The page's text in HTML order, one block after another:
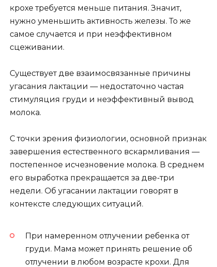
крохе требуется меньше питания. Значит,
нужно уменьшить активность железы. То же
самое случается и при неэффективном
сцеживании.
Существует две взаимосвязанные причины
угасания лактации — недостаточно частая
стимуляция груди и неэффективный вывод
молока.
С точки зрения физиологии, основной признак
завершения естественного вскармливания —
постепенное исчезновение молока. В среднем
его выработка прекращается за две-три
недели. Об угасании лактации говорят в
контексте следующих ситуаций.
При намеренном отлучении ребенка от
груди. Мама может принять решение об
отлучении в любом возрасте крохи. Для